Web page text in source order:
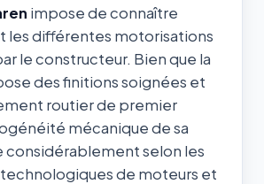
impose de connaître
les différentes motorisations
le constructeur. Bien que la
des finitions soignées et
routier de premier
mécanique de sa
considérablement selon les
de moteurs et